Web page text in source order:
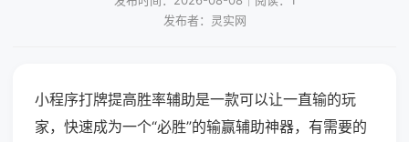
发布者：灵实网
小程序打牌提高胜率辅助是一款可以让一直输的玩
家，快速成为一个“必胜”的输赢辅助神器，有需要的